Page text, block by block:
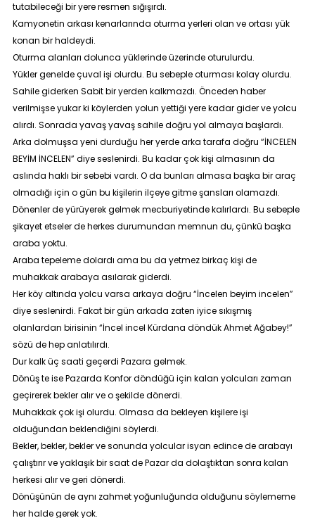
tutabileceği bir yere resmen sığışırdı.
Kamyonetin arkası kenarlarında oturma yerleri olan ve ortası yük
konan bir haldeydi.
Oturma alanları dolunca yüklerinde üzerinde oturulurdu.
Yükler genelde çuval işi olurdu. Bu sebeple oturması kolay olurdu.
Sahile giderken Sabit bir yerden kalkmazdı. Önceden haber
verilmişse yukar ki köylerden yolun yettiği yere kadar gider ve yolcu
alırdı. Sonrada yavaş yavaş sahile doğru yol almaya başlardı.
Arka dolmuşsa yeni durduğu her yerde arka tarafa doğru “İNCELEN
BEYİM İNCELEN” diye seslenirdi. Bu kadar çok kişi almasının da
aslında haklı bir sebebi vardı. O da bunları almasa başka bir araç
olmadığı için o gün bu kişilerin ilçeye gitme şansları olamazdı.
Dönenler de yürüyerek gelmek mecburiyetinde kalırlardı. Bu sebeple
şikayet etseler de herkes durumundan memnun du, çünkü başka
araba yoktu.
Araba tepeleme dolardı ama bu da yetmez birkaç kişi de
muhakkak arabaya asılarak giderdi.
Her köy altında yolcu varsa arkaya doğru “İncelen beyim incelen”
diye seslenirdi. Fakat bir gün arkada zaten iyice sıkışmış
olanlardan birisinin “İncel incel Kürdana döndük Ahmet Ağabey!”
sözü de hep anlatılırdı.
Dur kalk üç saati geçerdi Pazara gelmek.
Dönüş te ise Pazarda Konfor döndüğü için kalan yolcuları zaman
geçirerek bekler alır ve o şekilde dönerdi.
Muhakkak çok işi olurdu. Olmasa da bekleyen kişilere işi
olduğundan beklendiğini söylerdi.
Bekler, bekler, bekler ve sonunda yolcular isyan edince de arabayı
çalıştırır ve yaklaşık bir saat de Pazar da dolaştıktan sonra kalan
herkesi alır ve geri dönerdi.
Dönüşünün de aynı zahmet yoğunluğunda olduğunu söylememe
her halde gerek yok.